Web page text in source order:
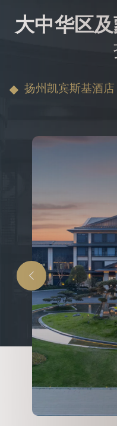
大中华区
扬州凯宾斯基酒店